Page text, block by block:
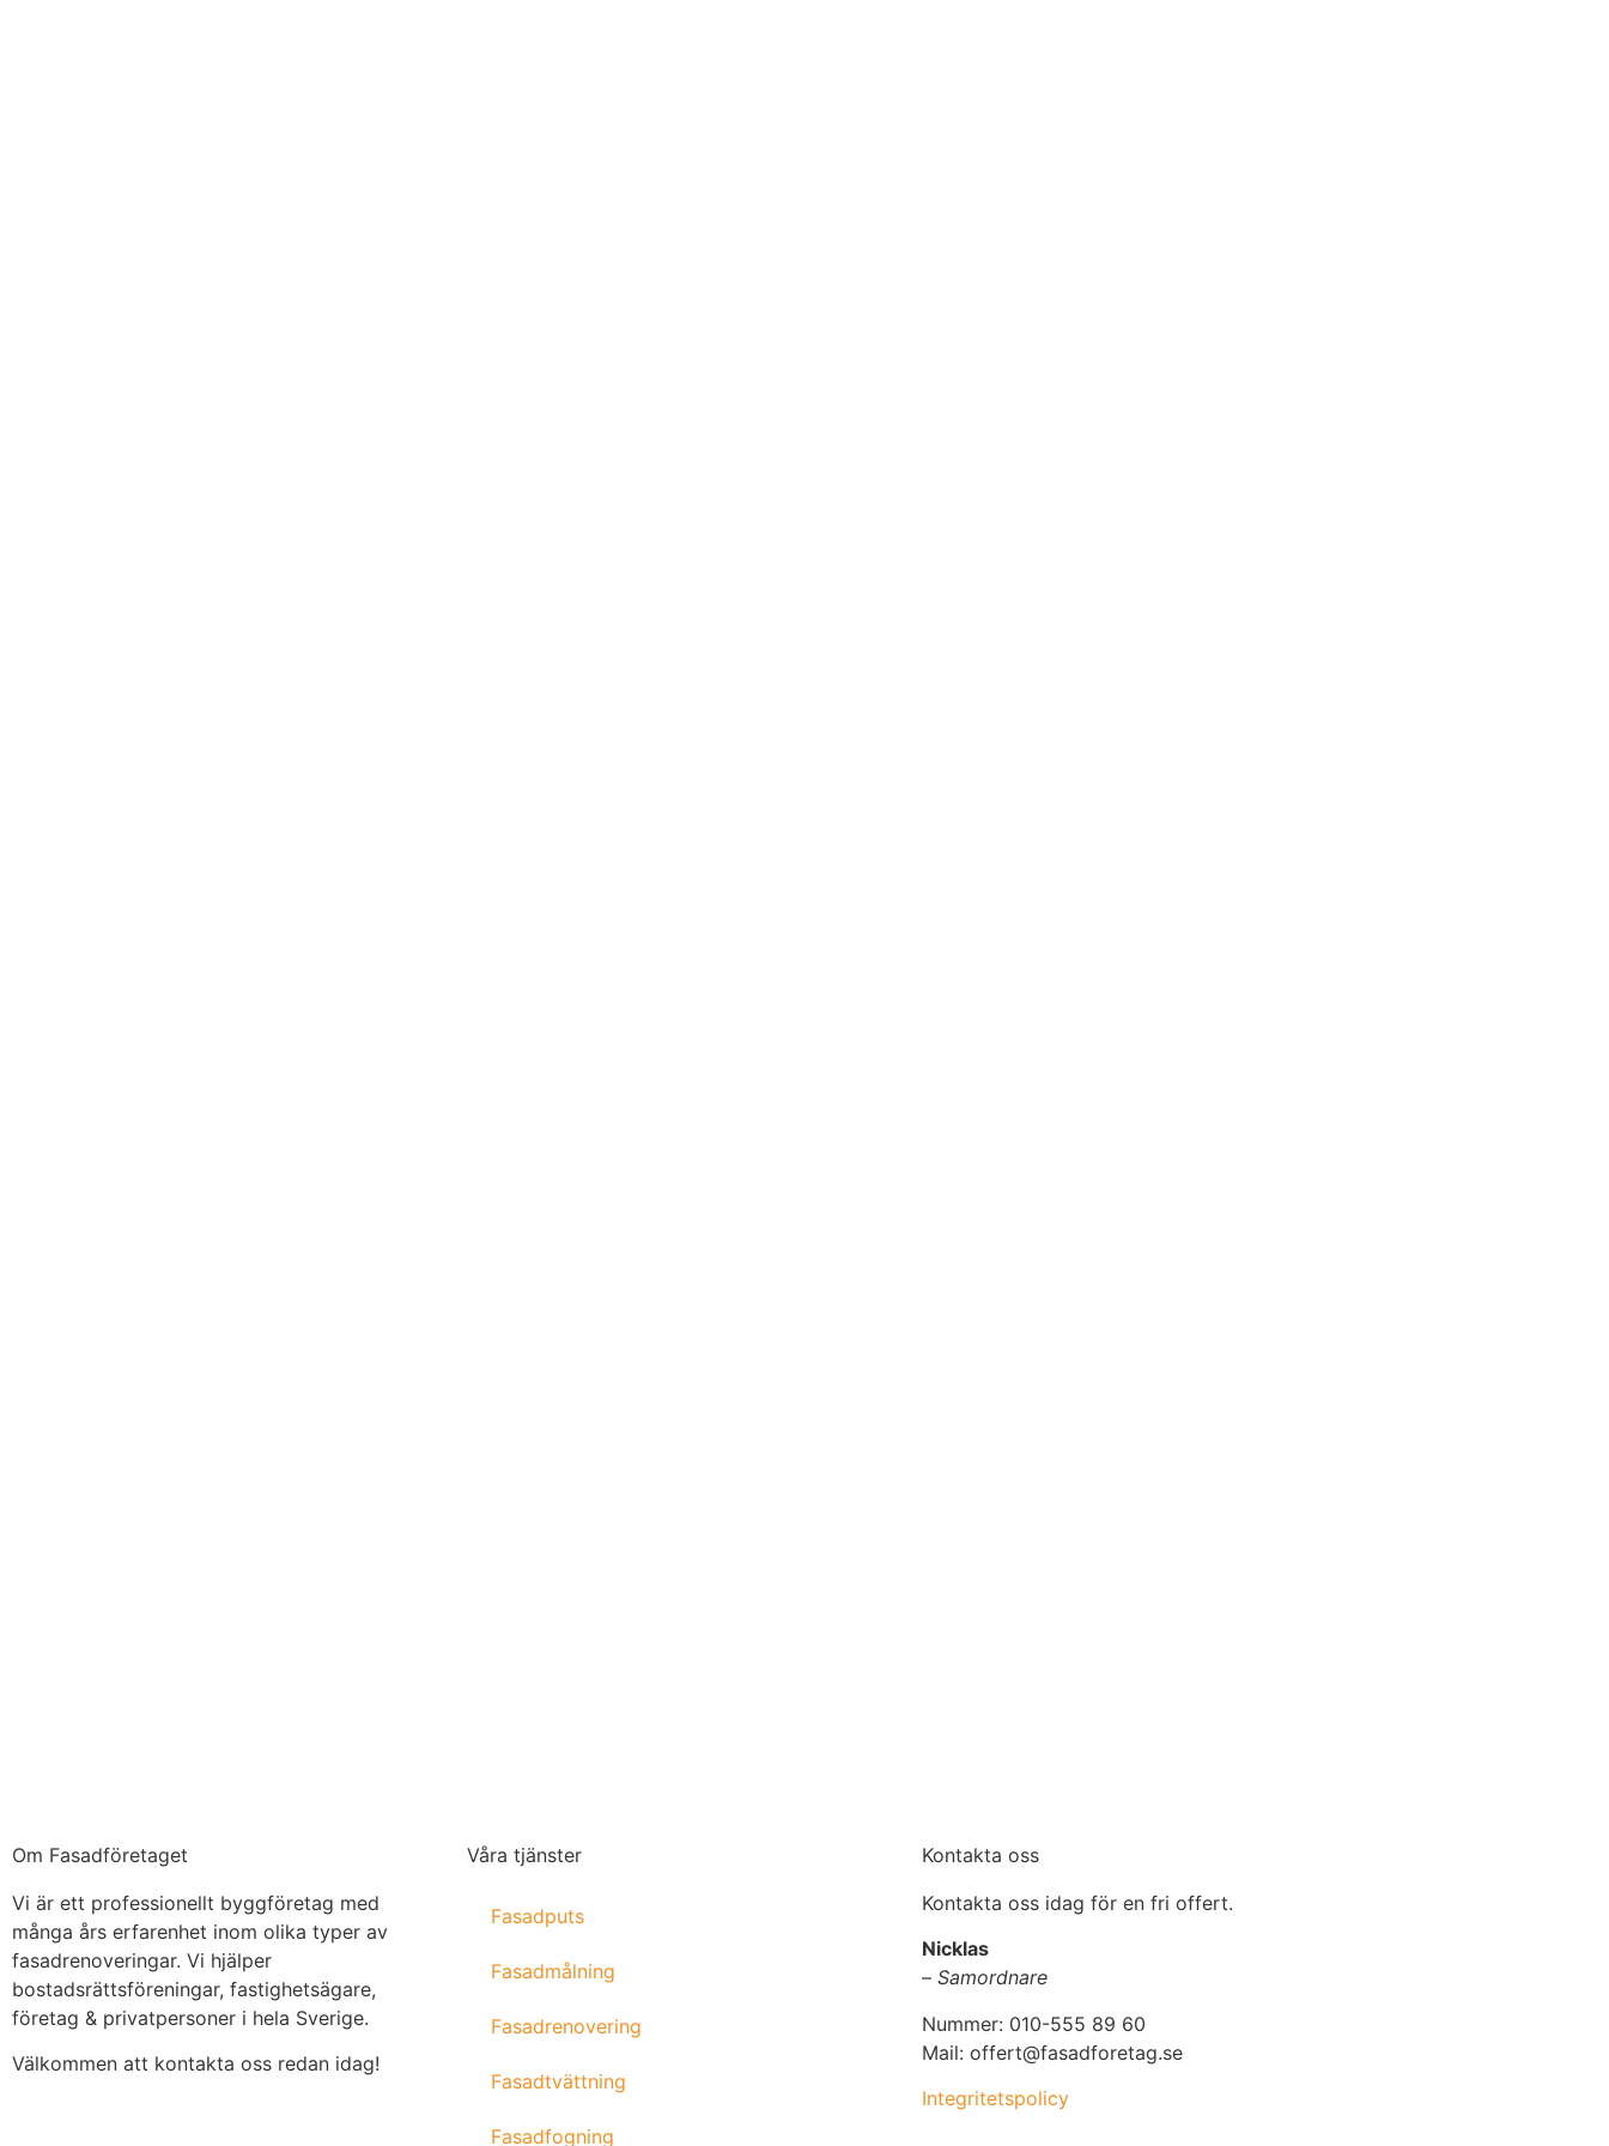
Om Fasadföretaget
Vi är ett professionellt byggföretag med
många års erfarenhet inom olika typer av
fasadrenoveringar. Vi hjälper
bostadsrättsföreningar, fastighetsägare,
företag & privatpersoner i hela Sverige.
Välkommen att kontakta oss redan idag!
Våra tjänster
Fasadputs
Fasadmålning
Fasadrenovering
Fasadtvättning
Fasadfogning
Kontakta oss
Kontakta oss idag för en fri offert.
Nicklas
– Samordnare
Nummer: 010-555 89 60
Mail: offert@fasadforetag.se
Integritetspolicy